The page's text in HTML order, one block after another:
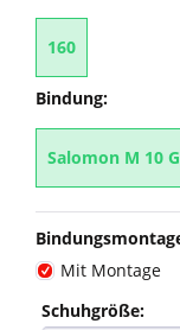
160
Bindung:
Salomon M 10
Mit Montage
Schuhgröße: